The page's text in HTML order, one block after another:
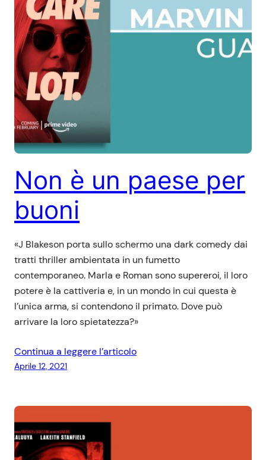
Non è un paese per
buoni
«J Blakeson porta sullo schermo una dark comedy dai
tratti thriller ambientata in un fumetto
contemporaneo. Marla e Roman sono supereroi, il loro
potere è la cattiveria e, in un mondo in cui questa è
l’unica arma, si contendono il primato. Dove può
arrivare la loro spietatezza?»
Continua a leggere l’articolo
Aprile 12, 2021